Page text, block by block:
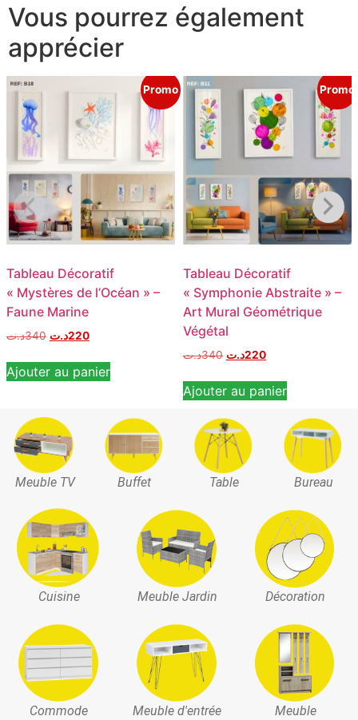
Vous pourrez également
apprécier
Promo
Tableau Décoratif
« Mystères de l’Océan » –
Faune Marine
340د.ت 220د.ت
Ajouter au panier
Promo
Tableau Décoratif
« Symphonie Abstraite » –
Art Mural Géométrique
Végétal
340د.ت 220د.ت
Ajouter au panier
Meuble TV Buffet Table Bureau
Cuisine Meuble Jardin Décoration
Commode Meuble d'entrée
Meuble